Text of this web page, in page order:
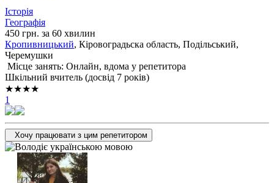
Історія
Географія
450 грн. за 60 хвилин
Кропивницький, Кіровоградьска область, Подільський,
Черемушки
Місце занять: Онлайн, вдома у репетитора
Шкільний вчитель (досвід 7 років)
★★★★
1
Хочу працювати з цим репетитором